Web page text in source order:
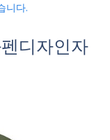
니다.
디자인자